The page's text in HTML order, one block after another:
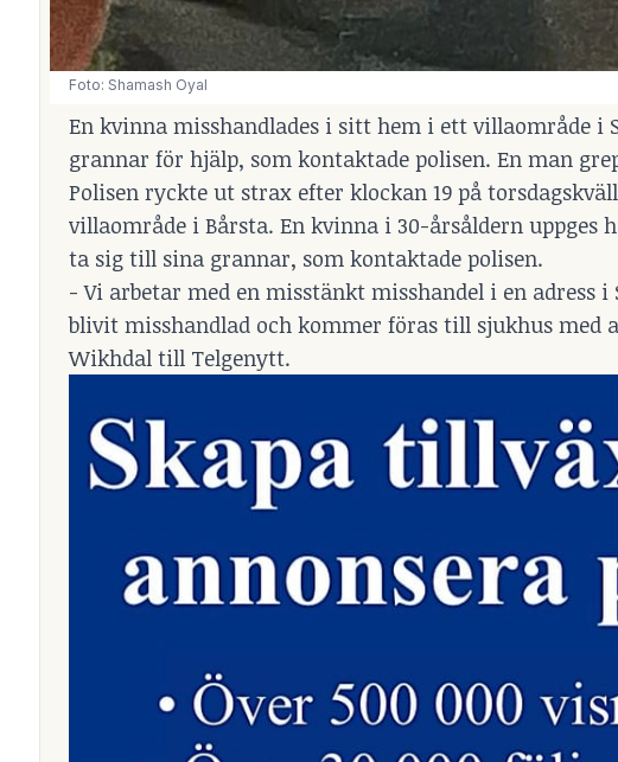
Foto: Shamash Oyal
En kvinna misshandlades i sitt hem i ett villaområde i
grannar för hjälp, som kontaktade polisen. En man
Polisen ryckte ut strax efter klockan 19 på
villaområde i Bårsta. En kvinna i 30-årsåldern
ta sig till sina grannar, som kontaktade polisen.
- Vi arbetar med en misstänkt misshandel i en adress
blivit misshandlad och kommer föras till sjukhus med
Wikhdal till Telgenytt.